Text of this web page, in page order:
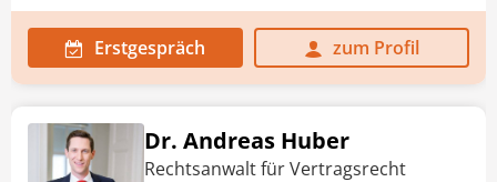
Erstgespräch zum Profil
Dr. Andreas Huber
Rechtsanwalt für Vertragsrecht